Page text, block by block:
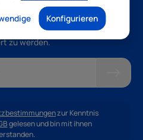
regelmäßig erscheinenden
neue Produkte und Angebote
zu werden.
zur Kenntnis
gelesen und bin mit ihnen
Konfigurieren